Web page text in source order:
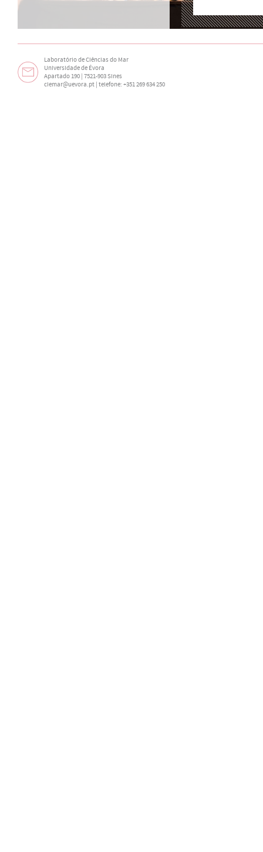
Laboratório de Ciências do Mar
Universidade de Évora
Apartado 190 | 7521-903 Sines
ciemar@uevora.pt | telefone: +351 269 634 250